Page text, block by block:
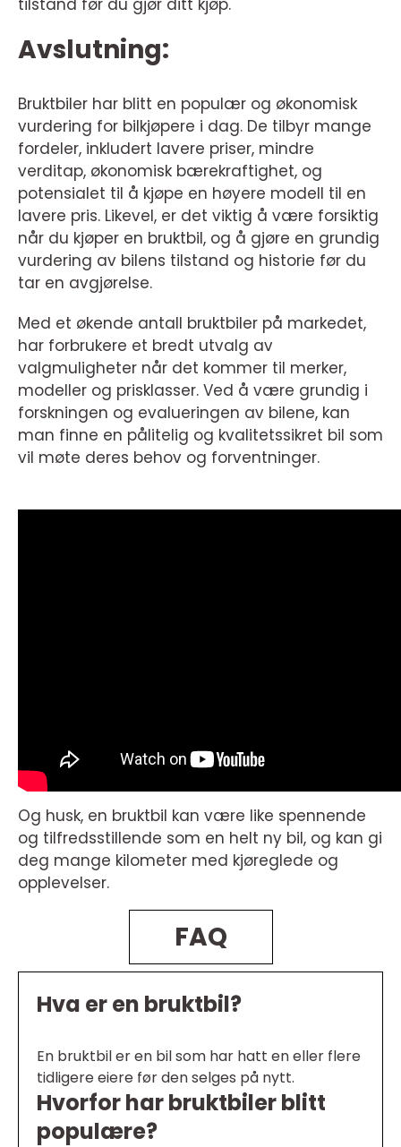
tilstand før du gjør ditt kjøp.
Avslutning:
Bruktbiler har blitt en populær og økonomisk
vurdering for bilkjøpere i dag. De tilbyr mange
fordeler, inkludert lavere priser, mindre
verditap, økonomisk bærekraftighet, og
potensialet til å kjøpe en høyere modell til en
lavere pris. Likevel, er det viktig å være forsiktig
når du kjøper en bruktbil, og å gjøre en grundig
vurdering av bilens tilstand og historie før du
tar en avgjørelse.
Med et økende antall bruktbiler på markedet,
har forbrukere et bredt utvalg av
valgmuligheter når det kommer til merker,
modeller og prisklasser. Ved å være grundig i
forskningen og evalueringen av bilene, kan
man finne en pålitelig og kvalitetssikret bil som
vil møte deres behov og forventninger.
Og husk, en bruktbil kan være like spennende
og tilfredsstillende som en helt ny bil, og kan gi
deg mange kilometer med kjøreglede og
opplevelser.
FAQ
Hva er en bruktbil?
En bruktbil er en bil som har hatt en eller flere
tidligere eiere før den selges på nytt.
Hvorfor har bruktbiler blitt
populære?